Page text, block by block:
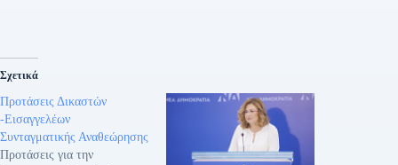
Σχετικά
Προτάσεις Δικαστών
-Εισαγγελέων
Συνταγματικής Αναθεώρησης
Προτάσεις για την